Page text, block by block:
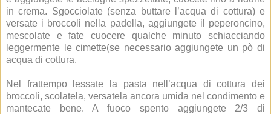
in crema. Sgocciolate (senza buttare l’acqua di cottura) e
versate i broccoli nella padella, aggiungete il peperoncino,
mescolate e fate cuocere qualche minuto schiacciando
leggermente le cimette(se necessario aggiungete un pò di
acqua di cottura.
Nel frattempo lessate la pasta nell’acqua di cottura dei
broccoli, scolatela, versatela ancora umida nel condimento e
mantecate bene. A fuoco spento aggiungete 2/3 di